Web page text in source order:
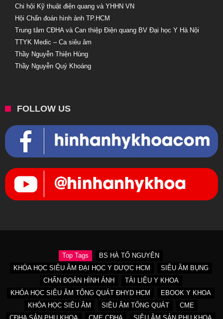
Chi hội Kỹ thuật điện quang và YHHN VN
Hội Chẩn đoán hình ảnh TP.HCM
Trung tâm CĐHA và Can thiệp Điện quang BV Đại học Y Hà Nội
TTYK Medic – Ca siêu âm
Thầy Nguyễn Thiện Hùng
Thầy Nguyễn Quý Khoáng
FOLLOW US
Top Tags
BS HÀ TỐ NGUYÊN
KHÓA HỌC SIÊU ÂM ĐẠI HỌC Y DƯỢC HCM
SIÊU ÂM BỤNG
CHẨN ĐOÁN HÌNH ẢNH
TÀI LIỆU Y KHOA
KHÓA HỌC SIÊU ÂM TỔNG QUÁT ĐHYD HCM
EBOOK Y KHOA
KHÓA HỌC SIÊU ÂM
SIÊU ÂM TỔNG QUÁT
CME